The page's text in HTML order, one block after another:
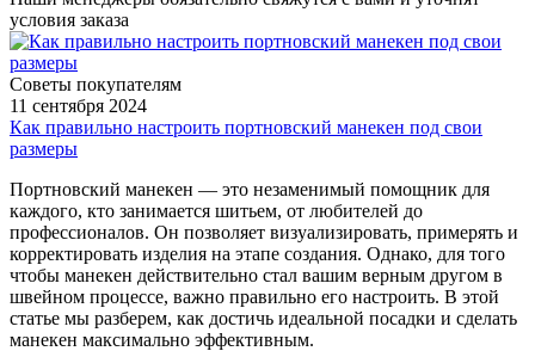
условия заказа
Советы покупателям
11 сентября 2024
Как правильно настроить портновский манекен под свои
размеры
Портновский манекен — это незаменимый помощник для
каждого, кто занимается шитьем, от любителей до
профессионалов. Он позволяет визуализировать, примерять и
корректировать изделия на этапе создания. Однако, для того
чтобы манекен действительно стал вашим верным другом в
швейном процессе, важно правильно его настроить. В этой
статье мы разберем, как достичь идеальной посадки и сделать
манекен максимально эффективным.